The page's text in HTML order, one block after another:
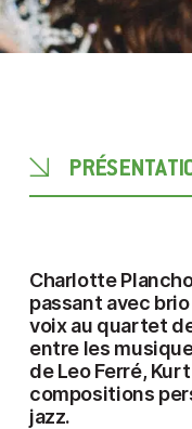
Charlotte
passant avec
voix au quartet
entre les
de Leo Ferré,
compositions
jazz.